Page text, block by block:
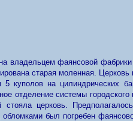
владельцем фаянсовой
старая моленная.
куполов на цилиндрических
отделение системы городского
стояла церковь.
был погребен